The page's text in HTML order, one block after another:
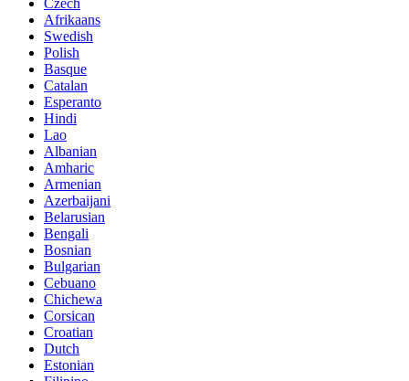
Afrikaans
Swedish
Polish
Basque
Catalan
Esperanto
Hindi
Lao
Albanian
Amharic
Armenian
Azerbaijani
Belarusian
Bengali
Bosnian
Bulgarian
Cebuano
Chichewa
Corsican
Croatian
Dutch
Estonian